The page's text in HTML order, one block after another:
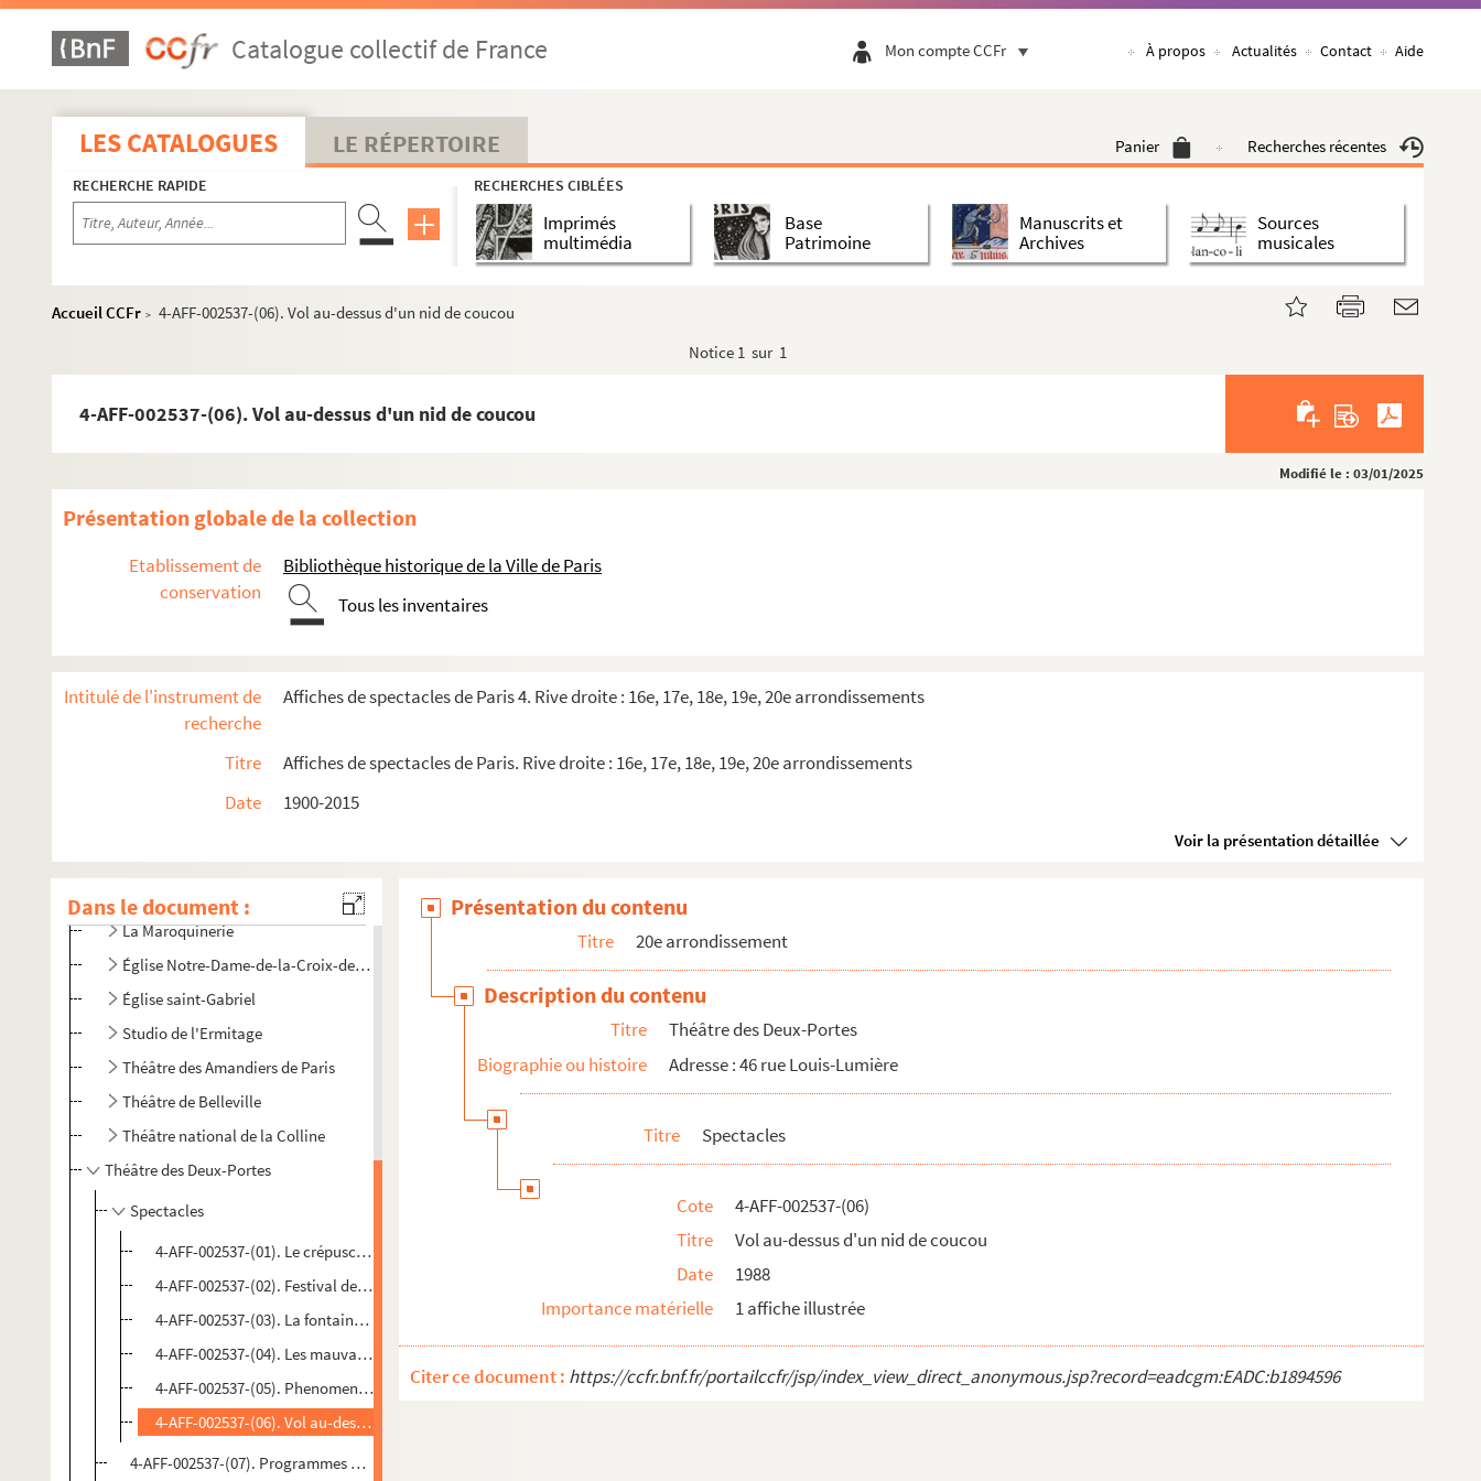
Catalogue collectif de France Mon compte CCFr À propos Actualités Contact Aide
LES CATALOGUES LE RÉPERTOIRE Panier Recherches récentes
RECHERCHE RAPIDE RECHERCHES CIBLÉES
Imprimés
multimédia
Base
Patrimoine
Manuscrits et
Archives
Sources
musicales
Accueil CCFr > 4-AFF-002537-(06). Vol au-dessus d'un nid de coucou
Notice 1 sur 1
4-AFF-002537-(06). Vol au-dessus d'un nid de coucou
Modifié le : 03/01/2025
Présentation globale de la collection
Etablissement de
conservation
Bibliothèque historique de la Ville de Paris
Tous les inventaires
Intitulé de l'instrument de
recherche
Affiches de spectacles de Paris 4. Rive droite : 16e, 17e, 18e, 19e, 20e arrondissements
Titre
Affiches de spectacles de Paris. Rive droite : 16e, 17e, 18e, 19e, 20e arrondissements
Date
1900-2015
Voir la présentation détaillée
Dans le document :
17e arrondissement
18e arrondissement
19e arrondissement
Espace Louis Lumière
La Flèche d'or
La Maroquinerie
Église Notre-Dame-de-la-Croix-de-Ménilmontant
Église saint-Gabriel
Studio de l'Ermitage
Théâtre des Amandiers de Paris
Théâtre de Belleville
Théâtre national de la Colline
Théâtre des Deux-Portes
Spectacles
4-AFF-002537-(01). Le crépuscule de l'orchidée
4-AFF-002537-(02). Festival de printemps
4-AFF-002537-(03). La fontaine écarlate
4-AFF-002537-(04). Les mauvais bergers
4-AFF-002537-(05). Phenomenal football
4-AFF-002537-(06). Vol au-dessus d'un nid de coucou
4-AFF-002537-(07). Programmes et divers
Présentation du contenu
Titre 20e arrondissement
Description du contenu
Titre
Théâtre des Deux-Portes
Biographie ou histoire
Adresse : 46 rue Louis-Lumière
Titre Spectacles
Cote
4-AFF-002537-(06)
Titre
Vol au-dessus d'un nid de coucou
Date
1988
Importance matérielle
1 affiche illustrée
Citer ce document : https://ccfr.bnf.fr/portailccfr/jsp/index_view_direct_anonymous.jsp?record=eadcgm:EADC:b1894596